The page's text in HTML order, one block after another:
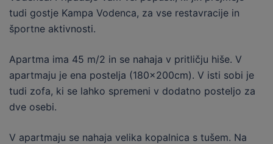
tudi gostje Kampa Vodenca, za vse restavracije in
športne aktivnosti.
Apartma ima 45 m/2 in se nahaja v pritličju hiše. V
apartmaju je ena postelja (180x200cm). V isti sobi je
tudi zofa, ki se lahko spremeni v dodatno posteljo za
dve osebi.
V apartmaju se nahaja velika kopalnica s tušem. Na